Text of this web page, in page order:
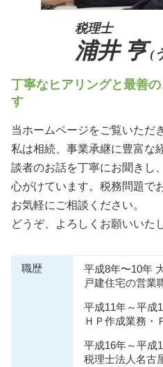
税理士
浦井 亨 (
丁寧なヒアリングと最善
す
当ホームページをご覧いただ
私は相続、事業承継に豊富な
談者のお話を丁寧にお聞きし
心がけています。税務問題で
お気軽にご相談ください。
どうぞ、よろしくお願いいた
職歴
平成8年〜10年
戸建住宅の営業
平成11年～平
ＨＰ作成業務・
平成16年～平
税理士法人名古